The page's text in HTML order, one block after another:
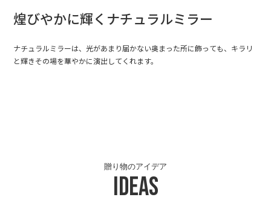
煌びやかに輝くナチュラルミラー
ナチュラルミラーは、光があまり届かない奥まった所に飾っても、キラリ
と輝きその場を華やかに演出してくれます。
Ideas
贈り物のアイデア